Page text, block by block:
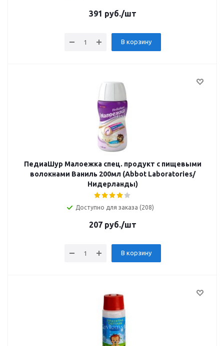
391 руб./шт
В корзину
ПедиаШур Малоежка спец. продукт с пищевыми
волокнами Ваниль 200мл (Abbot Laboratories/
Нидерланды)
Доступно для заказа (208)
207руб./шт
В корзину